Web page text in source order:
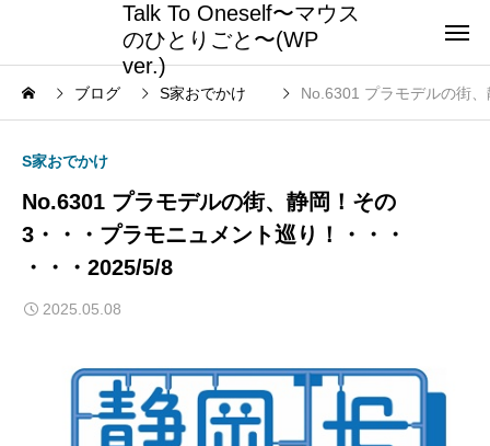
Talk To Oneself〜マウス
のひとりごと〜(WP
ver.)
ブログ S家おでかけ No.6301 プラモデルの街
S家おでかけ
No.6301 プラモデルの街、静岡！その
3・・・プラモニュメント巡り！・・・
・・・2025/5/8
2025.05.08